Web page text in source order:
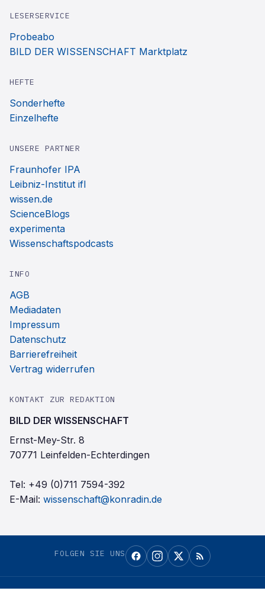
LESERSERVICE
Probeabo
BILD DER WISSENSCHAFT Marktplatz
HEFTE
Sonderhefte
Einzelhefte
UNSERE PARTNER
Fraunhofer IPA
Leibniz-Institut ifl
wissen.de
ScienceBlogs
experimenta
Wissenschaftspodcasts
INFO
AGB
Mediadaten
Impressum
Datenschutz
Barrierefreiheit
Vertrag widerrufen
KONTAKT ZUR REDAKTION
BILD DER WISSENSCHAFT
Ernst-Mey-Str. 8
70771 Leinfelden-Echterdingen
Tel: +49 (0)711 7594-392
E-Mail: wissenschaft@konradin.de
FOLGEN SIE UNS